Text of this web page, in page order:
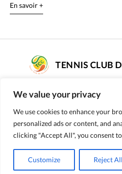
We value your privacy
We use cookies to enhance your
personalized ads or content, and
clicking "Accept All", you consent
Customize Reject All
En savoir +
TENNIS CLUB
rue Poissonnier -
Numéro
09 51 98
Mentions